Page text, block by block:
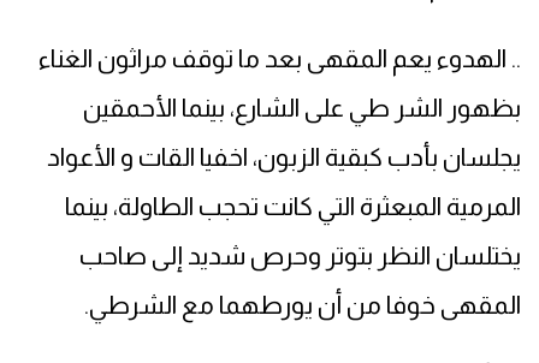
.. الهدوء يعم المقهى بعد ما توقف مراثون الغناء
بظهور الشر طي على الشارع، بينما الأحمقين
يجلسان بأدب كبقية الزبون، اخفيا القات و الأعواد
المرمية المبعثرة التي كانت تحجب الطاولة، بينما
يختلسان النظر بتوتر وحرص شديد إلى صاحب
المقهى خوفا من أن يورطهما مع الشرطي.